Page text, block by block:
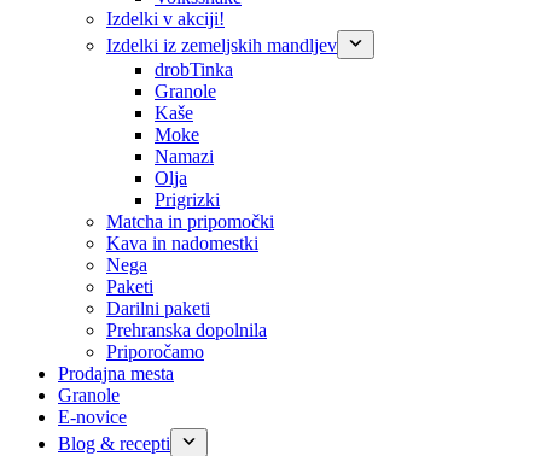
Izdelki v akciji!
Izdelki iz zemeljskih mandljev
drobTinka
Granole
Kaše
Moke
Namazi
Olja
Prigrizki
Matcha in pripomočki
Kava in nadomestki
Nega
Paketi
Darilni paketi
Prehranska dopolnila
Priporočamo
Prodajna mesta
Granole
E-novice
Blog & recepti